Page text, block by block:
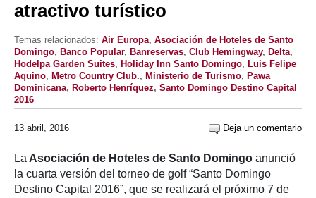
atractivo turístico
Temas relacionados: Air Europa, Asociación de Hoteles de Santo
Domingo, Banco Popular, Banreservas, Club Hemingway, Delta,
Hodelpa Garden Suites, Holiday Inn Santo Domingo, Luis Felipe
Aquino, Metro Country Club., Ministerio de Turismo, Pawa
Dominicana, Roberto Henríquez, Santo Domingo Destino Capital
2016
13 abril, 2016 Deja un comentario
La Asociación de Hoteles de Santo Domingo anunció
la cuarta versión del torneo de golf “Santo Domingo
Destino Capital 2016”, que se realizará el próximo 7 de